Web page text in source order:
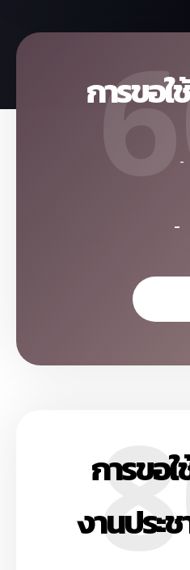
การขอ
-
-
การขอ
งานประ